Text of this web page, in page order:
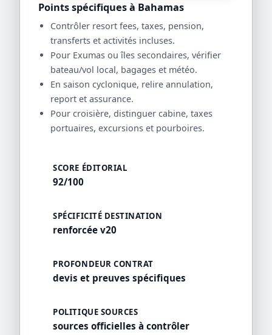
Points spécifiques à Bahamas
Contrôler resort fees, taxes, pension,
transferts et activités incluses.
Pour Exumas ou îles secondaires, vérifier
bateau/vol local, bagages et météo.
En saison cyclonique, relire annulation,
report et assurance.
Pour croisière, distinguer cabine, taxes
portuaires, excursions et pourboires.
SCORE ÉDITORIAL
92/100
SPÉCIFICITÉ DESTINATION
renforcée v20
PROFONDEUR CONTRAT
devis et preuves spécifiques
POLITIQUE SOURCES
sources officielles à contrôler